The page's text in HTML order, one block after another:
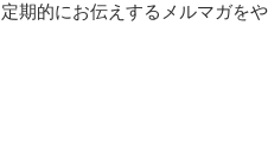
定期的にお伝えするメルマガを